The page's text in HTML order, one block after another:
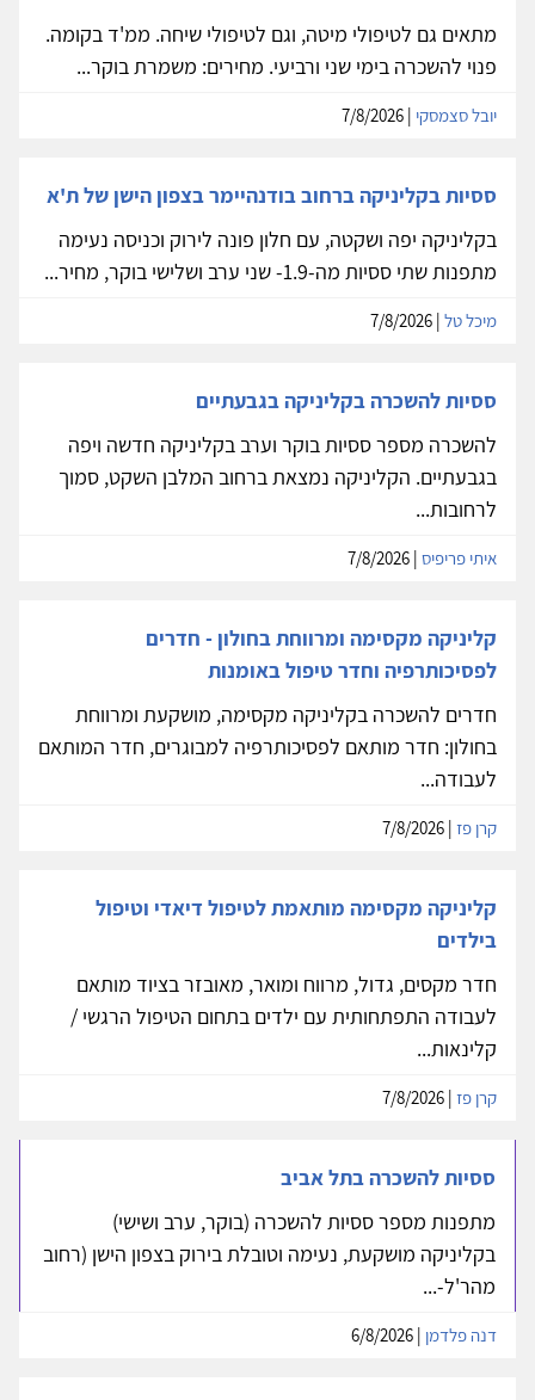
מתאים גם לטיפולי מיטה, וגם לטיפולי שיחה. ממ'ד בקומה.
פנוי להשכרה בימי שני ורביעי. מחירים: משמרת בוקר...
יובל סצמסקי
ססיות בקליניקה ברחוב בודנהיימר בצפון הישן של ת'א
בקליניקה יפה ושקטה, עם חלון פונה לירוק וכניסה נעימה
מתפנות שתי ססיות מה-1.9- שני ערב ושלישי בוקר, מחיר...
מיכל טל
ססיות להשכרה בקליניקה בגבעתיים
להשכרה מספר ססיות בוקר וערב בקליניקה חדשה ויפה
בגבעתיים. הקליניקה נמצאת ברחוב המלבן השקט, סמוך
לרחובות...
איתי פריפיס
קליניקה מקסימה ומרווחת בחולון - חדרים
לפסיכותרפיה וחדר טיפול באומנות
חדרים להשכרה בקליניקה מקסימה, מושקעת ומרווחת
בחולון: חדר מותאם לפסיכותרפיה למבוגרים, חדר המותאם
לעבודה...
קרן פז
קליניקה מקסימה מותאמת לטיפול דיאדי וטיפול
בילדים
חדר מקסים, גדול, מרווח ומואר, מאובזר בציוד מותאם
לעבודה התפתחותית עם ילדים בתחום הטיפול הרגשי /
קלינאות...
קרן פז
ססיות להשכרה בתל אביב
מתפנות מספר ססיות להשכרה (בוקר, ערב ושישי)
בקליניקה מושקעת, נעימה וטובלת בירוק בצפון הישן (רחוב
מהר'ל-...
דנה פלדמן